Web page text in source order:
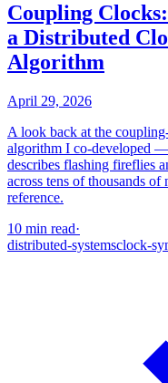
Coupling
a Distributed
Algorithm
April 29, 2026
A look back at the
algorithm I co-developed —
describes flashing fireflies
across tens of thousands
reference.
10 min read·
distributed-systemsclock-